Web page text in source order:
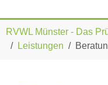
RVWL Münster - Das
Leistungen